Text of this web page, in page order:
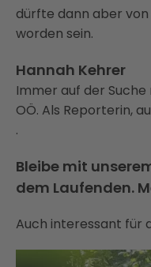
dürfte dann aber
worden sein.
Hannah Kehrer
Immer auf der
OÖ. Als Reporterin,
.
Bleibe mit
dem Laufenden.
Auch interessant für